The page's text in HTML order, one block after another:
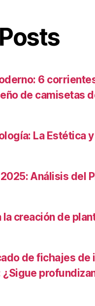
6
de camisetas
La Estética
Análisis del
la creación de
de fichajes de